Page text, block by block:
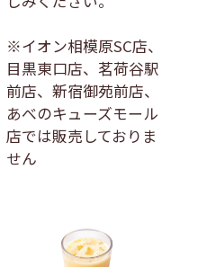
※イオン相模原SC店、
目黒東口店、茗荷谷駅
前店、新宿御苑前店、
あべのキューズモール
店では販売しておりま
せん